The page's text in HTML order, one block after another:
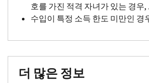
호를 가진 적격 자녀가 있는 경우,
수입이 특정 소득 한도 미만인 경
더 많은 정보